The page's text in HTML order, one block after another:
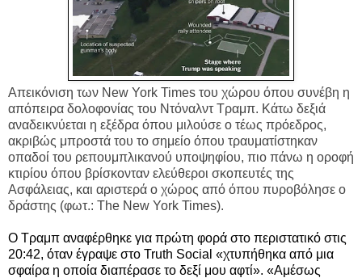
Απεικόνιση των New York Times του χώρου όπου συνέβη η
απόπειρα δολοφονίας του Ντόναλντ Τραμπ. Κάτω δεξιά
αναδεικνύεται η εξέδρα όπου μιλούσε ο τέως πρόεδρος,
ακριβώς μπροστά του το σημείο όπου τραυματίστηκαν
οπαδοί του ρεπουμπλικανού υποψηφίου, πιο πάνω η οροφή
κτιρίου όπου βρίσκονταν ελεύθεροι σκοπευτές της
Ασφάλειας, και αριστερά ο χώρος από όπου πυροβόλησε ο
δράστης (φωτ.: The New York Times).
Ο Τραμπ αναφέρθηκε για πρώτη φορά στο περιστατικό στις
20:42, όταν έγραψε στο Truth Social «χτυπήθηκα από μια
σφαίρα η οποία διαπέρασε το δεξί μου αφτί». «Αμέσως